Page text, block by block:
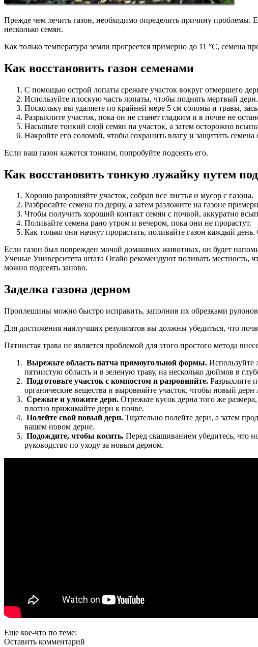
Прежде чем лечить газон, необходимо определить причину проблемы.
несколько семян.
Как только температура земли прогреется примерно до 11 °C, семена
Как восстановить газон семенами
С помощью острой лопаты срежьте участок вокруг отмершего
Используйте плоскую часть лопаты, чтобы поднять мертвый дерн.
Поскольку вы удаляете по крайней мере 5 см соломы и травы,
Разрыхлите участок, пока он не станет гладким и в почве не
Насыпьте тонкий слой семян на участок, а затем осторожно
Накройте его соломой, чтобы сохранить влагу и защитить семена
Если ваш газон кажется тонким, попробуйте подсеять его.
Как восстановить тонкую лужайку путем
Хорошо разровняйте участок, собрав все листья и мусор с газона.
Разбросайте семена по дерну, а затем разложите на газоне
Чтобы получить хороший контакт семян с почвой, аккуратно
Поливайте семена рано утром и вечером, пока они не прорастут.
Как только они начнут прорастать, поливайте газон каждый
Если газон был поврежден мочой домашних животных, он будет
Ученые Университета штата Огайо рекомендуют поливать местность,
можно подсеять заново.
Заделка газона дерном
Проплешины можно быстро исправить, заполнив их обрезками
Для достижения наилучших результатов вы должны убедиться, что
Пятнистая трава не является проблемой для этого простого метода
Вырежьте область патча прямоугольной формы. Используйте
пятнистую область и в зеленую траву, на несколько дюймов в
Подготовьте участок с компостом и разровняйте. Разрыхлите
органические вещества и выровняйте участок, чтобы новый
Срежьте и уложите дерн. Отрежьте кусок дерна того же
плотно прижимайте дерн к почве.
Полейте свой новый дерн. Тщательно полейте дерн, а затем
вашем новом дерне.
Подождите, чтобы косить. Перед скашиванием убедитесь, что
руководство по уходу за новым дерном.
Еще кое-что по теме:
Оставить комментарий